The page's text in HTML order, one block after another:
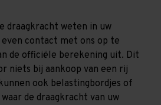
draagkracht weten in uw
contact met ons op te
de officiële berekening uit. Dit
niets bij aankoop van een rij
ook belastingbordjes of
de draagkracht van uw